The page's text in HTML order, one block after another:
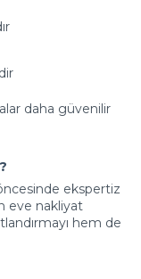
daha güvenilir
ekspertiz
eve nakliyat
hem de